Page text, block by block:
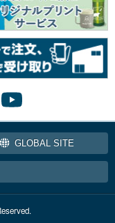
GLOBAL SITE